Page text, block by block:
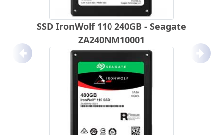
SSD IronWolf 110 240GB - Seagate
ZA240NM10001
Anterior